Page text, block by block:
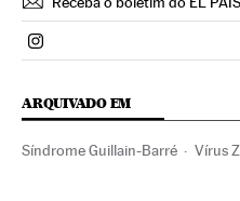
Politica El País Brasil en
ARQUIVADO EM
Síndrome Guillain-Barré Vírus